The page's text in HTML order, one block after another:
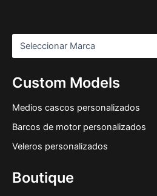
Custom Models
Medios cascos personalizados
Barcos de motor personalizados
Veleros personalizados
Boutique